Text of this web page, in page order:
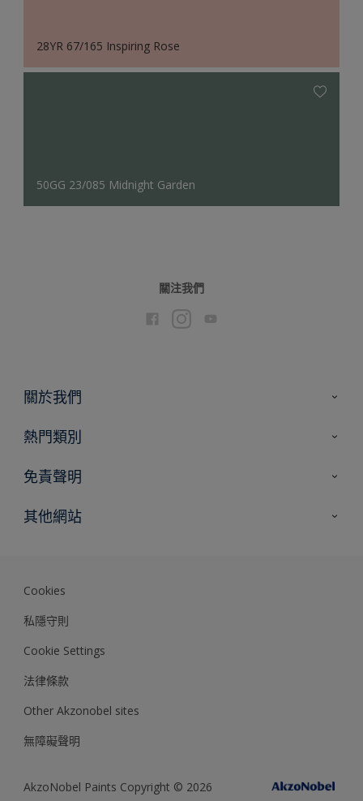
28YR 67/165 Inspiring Rose
50GG 23/085 Midnight Garden
關注我們
關於我們
聯絡我們
熱門類別
尋找顏色
專家見解
免責聲明
色彩準確度
其他網站
Cookies
私隱守則
Cookie Settings
法律條款
Other Akzonobel sites
無障礙聲明
AkzoNobel Paints Copyright © 2026